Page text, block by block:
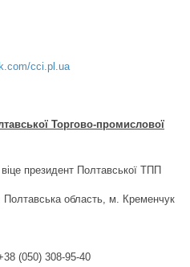
cci.pl.ua
Торгово-промислової
президент Полтавської ТПП
Полтавська область, м. Кременчук
(050) 308-95-40